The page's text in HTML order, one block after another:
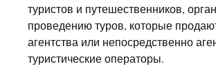
туристов и путешественников,
проведению туров, которые
агентства или непосредственно
туристические операторы.